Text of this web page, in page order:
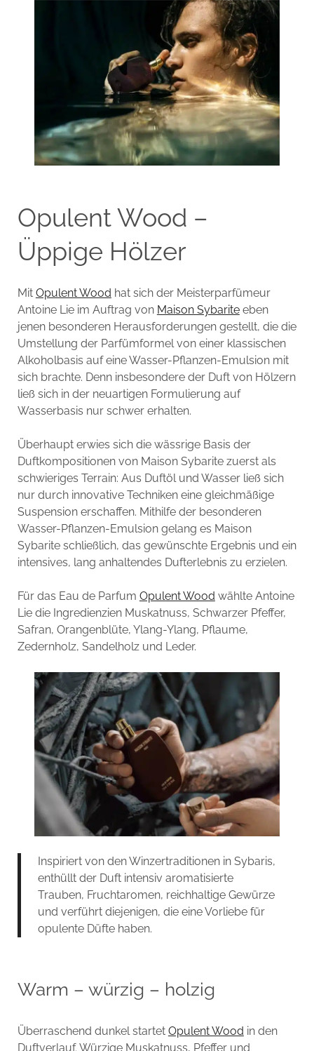
Opulent Wood –
Üppige Hölzer
Mit Opulent Wood hat sich der Meisterparfümeur
Antoine Lie im Auftrag von Maison Sybariteeben
jenen besonderen Herausforderungen gestellt, die die
Umstellung der Parfümformel von einer klassischen
Alkoholbasis auf eine Wasser-Pflanzen-Emulsion mit
sich brachte. Denn insbesondere der Duft von Hölzern
ließ sich in der neuartigen Formulierung auf
Wasserbasis nur schwer erhalten.
Überhaupt erwies sich die wässrige Basis der
Duftkompositionen von Maison Sybarite zuerst als
schwieriges Terrain: Aus Duftöl und Wasser ließ sich
nur durch innovative Techniken eine gleichmäßige
Suspension erschaffen. Mithilfe der besonderen
Wasser-Pflanzen-Emulsion gelang es Maison
Sybarite schließlich, das gewünschte Ergebnis und ein
intensives, lang anhaltendes Dufterlebnis zu erzielen.
Für das Eau de Parfum Opulent Wood wählte Antoine
Lie die Ingredienzien Muskatnuss, Schwarzer Pfeffer,
Safran, Orangenblüte, Ylang-Ylang, Pflaume,
Zedernholz, Sandelholz und Leder.
Inspiriert von den Winzertraditionen in Sybaris,
enthüllt der Duft intensiv aromatisierte
Trauben, Fruchtaromen, reichhaltige Gewürze
und verführt diejenigen, die eine Vorliebe für
opulente Düfte haben.
Warm – würzig – holzig
Überraschend dunkel startet Opulent Wood in den
Duftverlauf. Würzige Muskatnuss, Pfeffer und